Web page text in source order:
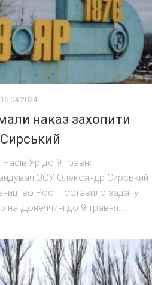
15.04.2024
наказ захопити
Яр до 9 травня
ЗСУ Олександр Сирський
Росії поставило задачу
Донеччині до 9 травня....